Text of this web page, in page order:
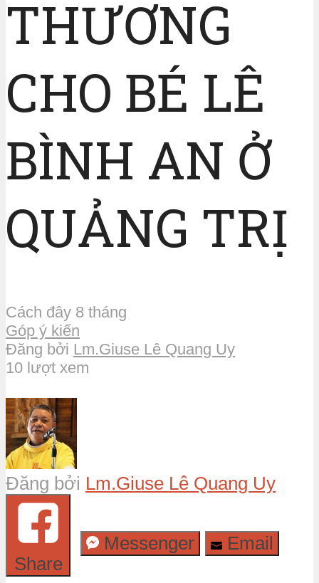
THƯƠNG
CHO BÉ LÊ
BÌNH AN Ở
QUẢNG TRỊ
Cách đây 8 tháng
Góp ý kiến
Đăng bởi Lm.Giuse Lê Quang Uy
10 lượt xem
Đăng bởi Lm.Giuse Lê Quang Uy
Share
Messenger Email